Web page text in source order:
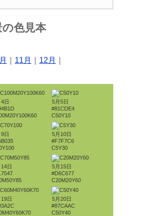
色見本
11月 12月
日
5月5日
#81CDE4
C50Y10
日
5月10日
#F7F7C6
C5Y30
日
5月15日
#D6C677
C20M20Y60
日
5月20日
#87CAAC
C50Y40